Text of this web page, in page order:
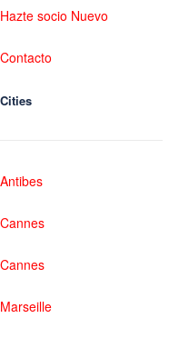
Hazte socio Nuevo
Contacto
Cities
Antibes
Cannes
Cannes
Marseille